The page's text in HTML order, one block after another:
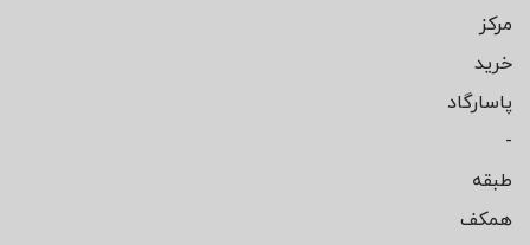
مرکز
خرید
پاسارگاد
-
طبقه
همکف